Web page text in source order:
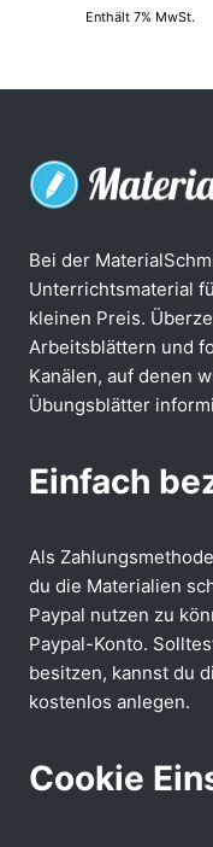
Enthält 7% MwSt.
Bei der
Unterrichtsmaterial
kleinen Preis.
Arbeitsblättern und
Kanälen, auf denen
Übungsblätter
Einfach
Als
du die Materialien
Paypal nutzen zu
Paypal-Konto.
besitzen, kannst du
kostenlos anlegen.
Cookie